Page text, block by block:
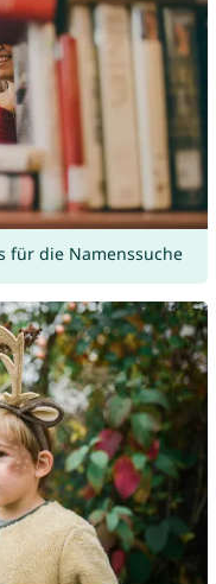
für die Namenssuche